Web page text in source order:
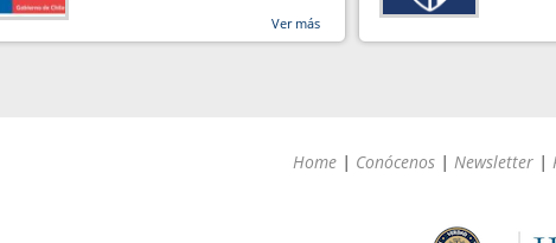
Ver más
Home | Conócenos | Newsletter |